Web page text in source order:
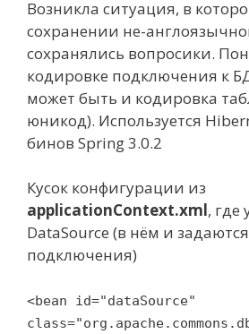
Возникла ситуация, в
сохранении не-
сохранялись вопросики.
кодировке подключения к
может быть и кодировка
юникод). Используется
бинов Spring 3.0.2
Кусок конфигурации из
applicationContext.xml, где
DataSource (в нём и
подключения)
<bean id="dataSource"